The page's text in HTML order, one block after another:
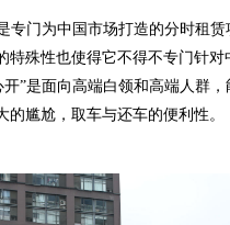
专门为中国市场打造的分时租
殊性也使得它不得不专门针
开”是面向高端白领和高端人群
尴尬，取车与还车的便利性。